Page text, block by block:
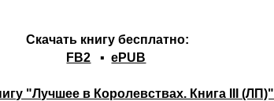
Скачать книгу бесплатно:
FB2 ▪ePUB
"Лучшее в Королевствах. Книга III (ЛП)"